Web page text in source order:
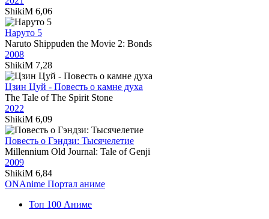
ShikiM 6,06
Наруто 5
Naruto Shippuden the Movie 2: Bonds
2008
ShikiM 7,28
Цзин Цуй - Повесть о камне духа
The Tale of The Spirit Stone
2022
ShikiM 6,09
Повесть о Гэндзи: Тысячелетие
Millennium Old Journal: Tale of Genji
2009
ShikiM 6,84
ONAnime Портал аниме
Топ 100 Аниме